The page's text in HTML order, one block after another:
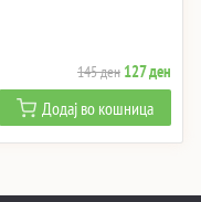
145ден Original
price
was:
145 ден.
127ден
price
is:
127
Додај во кошница